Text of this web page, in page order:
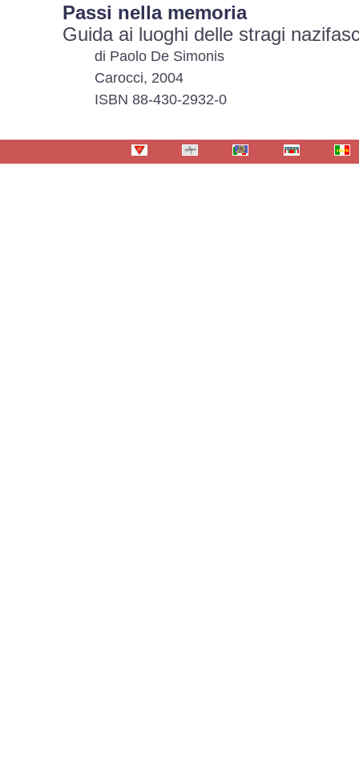
Passi nella memoria
Guida ai luoghi delle stragi
di Paolo De Simonis
Carocci, 2004
ISBN 88-430-2932-0